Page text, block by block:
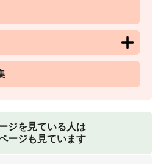
ジを見ている人は
ージも見ています